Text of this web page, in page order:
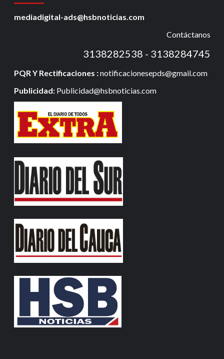
mediadigital-ads@hsbnoticias.com
Contáctanos
3138282538 - 3138284745
PQR Y Rectificaciones :notificacionesepds@gmail.com
Publicidad: Publicidad@hsbnoticias.com